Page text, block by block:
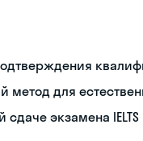
метод для
сдаче экзамена IELTS